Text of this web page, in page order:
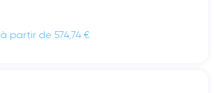
à partir de 574,74 €